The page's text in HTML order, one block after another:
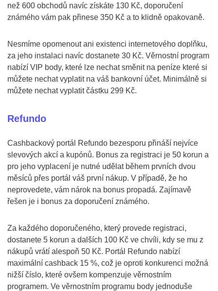
než 600 obchodů navíc získáte 130 Kč, doporučení
známého vám pak přinese 350 Kč a to klidně opakovaně.
Nesmíme opomenout ani existenci internetového doplňku,
za jeho instalaci navíc dostanete 30 Kč. Věrnostní program
nabízí VIP body, které lze nechat směnit na peníze které si
můžete nechat vyplatit na váš bankovní účet. Minimálně si
můžete nechat vyplatit částku 299 Kč.
Refundo
Cashbackový portál Refundo bezesporu přináší nejvíce
slevových akcí a kupónů. Bonus za registraci je 50 korun a
pro jeho vyplacení je nutné udělat během prvních dvou
měsíců přes portál váš první nákup. V případě, že ho
neprovedete, vám nárok na bonus propadá. Zajímavě
řešen je i bonus za doporučení známého.
Za každého doporučeného, který provede registraci,
dostanete 5 korun a dalších 100 Kč ve chvíli, kdy se mu z
nákupů vrátí alespoň 50 Kč. Portál Refundo nabízí
maximální cashback 15 %, což je oproti konkurenci možná
nižší číslo, které ovšem kompenzuje věrnostním
programem. Ve věrnostním programu body jednoduše